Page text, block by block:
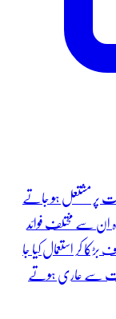
پر مشتعل ہو جاتے
سے مختلف فوائد
کر استعمال کیا جا
سے عاری ہوتے